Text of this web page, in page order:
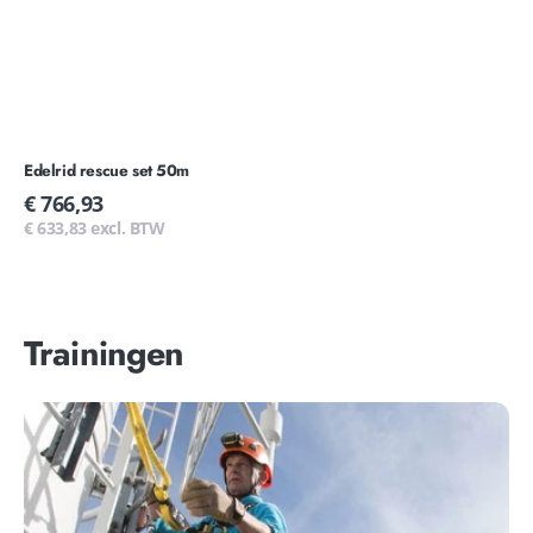
Edelrid rescue set 50m
Normale
prijs
€ 766,93
€ 633,83 excl. BTW
Trainingen
Training
-
Veilig
werken
op
hoogte